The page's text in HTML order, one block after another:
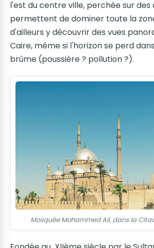
l'est du centre ville, perchée sur des
permettent de dominer toute la
d'ailleurs y découvrir des vues
Caire, même si l'horizon se perd
brûme (poussière ? pollution ?).
Mosquée Mohammed Ali, dans la